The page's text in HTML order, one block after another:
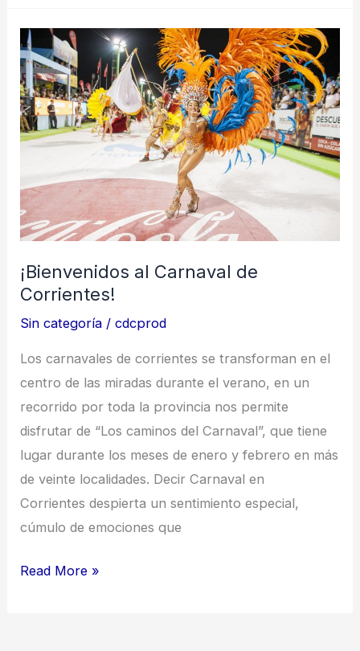
¡Bienvenidos al Carnaval de
Corrientes!
Sin categoría /cdcprod
Los carnavales de corrientes se transforman en el
centro de las miradas durante el verano, en un
recorrido por toda la provincia nos permite
disfrutar de “Los caminos del Carnaval”, que tiene
lugar durante los meses de enero y febrero en más
de veinte localidades. Decir Carnaval en
Corrientes despierta un sentimiento especial,
cúmulo de emociones que
¡Bienvenidos
al
Carnaval
de
Corrientes!
Read More »